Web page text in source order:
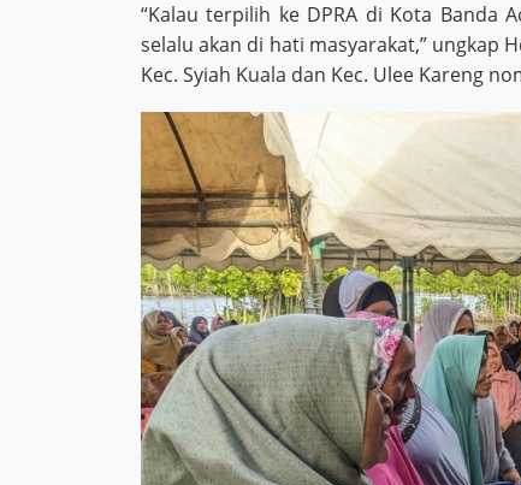
“Kalau terpilih ke DPRA di Kota Banda
selalu akan di hati masyarakat,” ungkap
Kec. Syiah Kuala dan Kec. Ulee Kareng